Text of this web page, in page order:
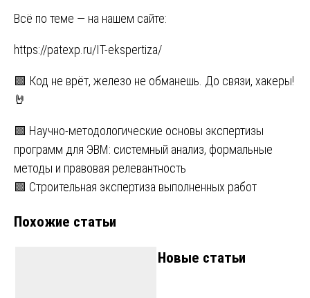
Всё по теме — на нашем сайте:
https://patexp.ru/IT-ekspertiza/
🟩 Код не врёт, железо не обманешь. До связи, хакеры!
🤘
Навигация
по
записям
🟩 Научно-методологические основы экспертизы
программ для ЭВМ: системный анализ, формальные
методы и правовая релевантность
🟩 Строительная экспертиза выполненных работ
Похожие статьи
Новые статьи